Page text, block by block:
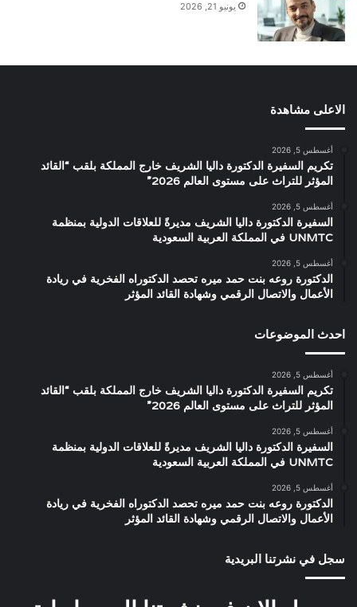
يونيو 21, 2026
الاعلى مشاهدة
أغسطس 5, 2026
تكريم السفيرة الدكتورة داليا الشريف خارج المملكة بلقب “القائد
المؤثر للتراث على مستوى العالم 2026”
أغسطس 5, 2026
السفيرة الدكتورة داليا الشريف مديرةً للعلاقات الدولية بمنظمة
UNMTC في المملكة العربية السعودية
أغسطس 5, 2026
الدكتورة روعه بنت حمد ميره تحصد الدكتوراه الفخرية في ريادة
الأعمال والاتصال الرقمي وشهادة القائد المؤثر
احدث الموضوعات
أغسطس 5, 2026
تكريم السفيرة الدكتورة داليا الشريف خارج المملكة بلقب “القائد
المؤثر للتراث على مستوى العالم 2026”
أغسطس 5, 2026
السفيرة الدكتورة داليا الشريف مديرةً للعلاقات الدولية بمنظمة
UNMTC في المملكة العربية السعودية
أغسطس 5, 2026
الدكتورة روعه بنت حمد ميره تحصد الدكتوراه الفخرية في ريادة
الأعمال والاتصال الرقمي وشهادة القائد المؤثر
سجل في نشرتنا البريدية